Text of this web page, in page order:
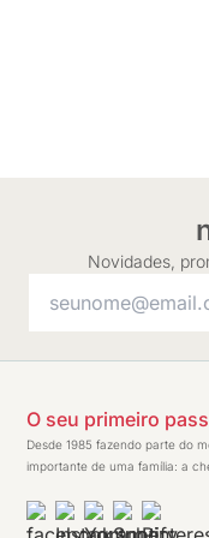
Novidades,
O seu primeiro
Desde 1985 fazendo parte do
importante de uma família: a